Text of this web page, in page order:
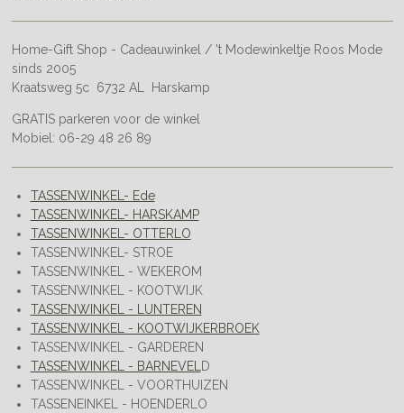
Home-Gift Shop - Cadeauwinkel / 't Modewinkeltje Roos Mode
sinds 2005
Kraatsweg 5c 6732 AL Harskamp
GRATIS parkeren voor de winkel
Mobiel: 06-29 48 26 89
TASSENWINKEL- Ede
TASSENWINKEL- HARSKAMP
TASSENWINKEL- OTTERLO
TASSENWINKEL- STROE
TASSENWINKEL - WEKEROM
TASSENWINKEL - KOOTWIJK
TASSENWINKEL - LUNTEREN
TASSENWINKEL - KOOTWIJKERBROEK
TASSENWINKEL - GARDEREN
TASSENWINKEL - BARNEVEL
D
TASSENWINKEL - VOORTHUIZEN
TASSENEINKEL - HOENDERLO